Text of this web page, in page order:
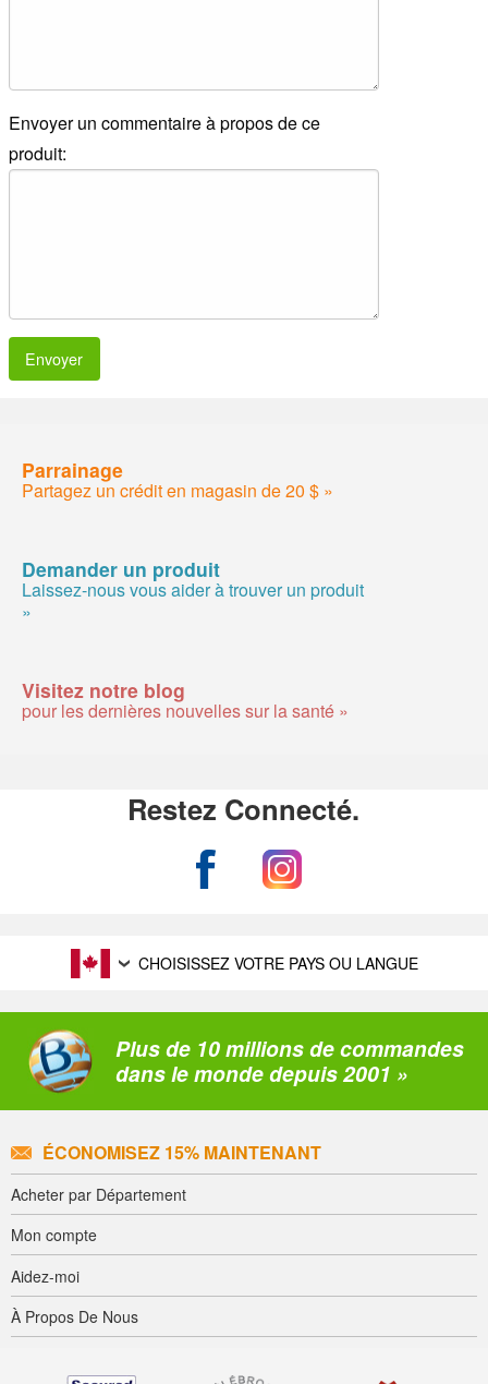
Envoyer un commentaire à propos de ce
produit:
Envoyer
Parrainage
Partagez un crédit en magasin de 20 $ »
Demander un produit
Laissez-nous vous aider à trouver un produit
»
Visitez notre blog
pour les dernières nouvelles sur la santé »
Restez Connecté.
CHOISISSEZ VOTRE PAYS OU LANGUE
Plus de 10 millions de commandes
dans le monde depuis 2001 »
ÉCONOMISEZ 15% MAINTENANT
Acheter par Département
Mon compte
Aidez-moi
À Propos De Nous